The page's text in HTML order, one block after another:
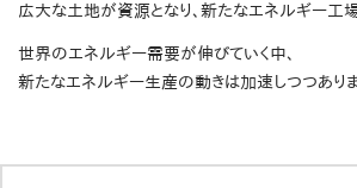
広大な土地が資源となり、新たなエネルギー工場
世界のエネルギー需要が伸びていく中、
新たなエネルギー生産の動きは加速しつつありま